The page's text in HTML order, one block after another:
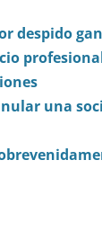
despido
una